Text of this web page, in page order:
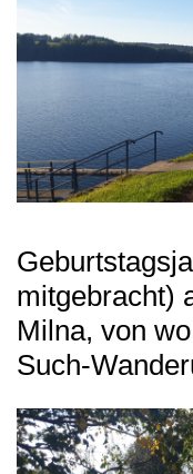
mitgebracht)
Milna, von
Such-